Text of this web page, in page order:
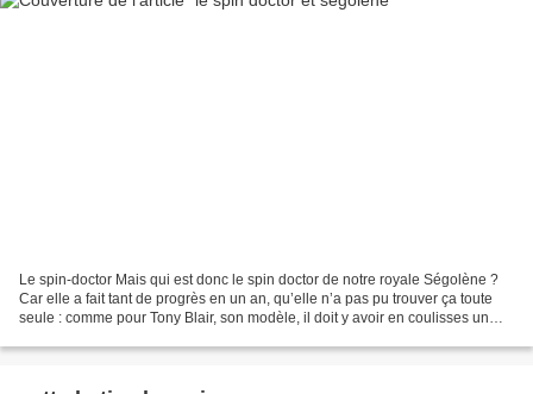
Le spin-doctor Mais qui est donc le spin doctor de notre royale Ségolène ?
Car elle a fait tant de progrès en un an, qu’elle n’a pas pu trouver ça toute
seule : comme pour Tony Blair, son modèle, il doit y avoir en coulisses un